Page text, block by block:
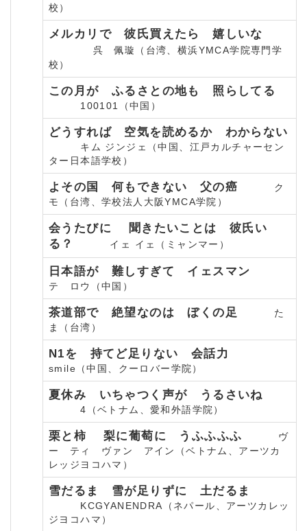
校）
メルカリで 彼氏買えたら 嬉しいな
呉 佩璇（台湾、横浜YMCA学院専門学
校）
この月が ふるさとの地も 照らしてる
100101（中国）
どうすれば 空気を読めるか わからない
キム ジンジェ（中国、江戸カルチャーセン
ター日本語学校）
よその国 何もできない 父の癌
ク
モ（台湾、学校法人大阪YMCA学院）
会うたびに 聞きたいことは 彼氏い
る？
イェ イェ（ミャンマー）
日本語が 難しすぎて イェスマン
テ ロウ（中国）
茶道部で 絶望なのは ぼくの足
た
ま（台湾）
N1を 持てど足りない 会話力
smile（中国、クーロバー学院）
夏休み いちゃつく声が うるさいね
4（ベトナム、愛和外語学院）
栗と柿 梨に葡萄に うふふふふ
ヴ
ー ティ ヴァン アイン（ベトナム、アーツカ
レッジヨコハマ）
雪だるま 雪が足りずに 土だるま
KCGYANENDRA（ネパール、アーツカレッ
ジヨコハマ）